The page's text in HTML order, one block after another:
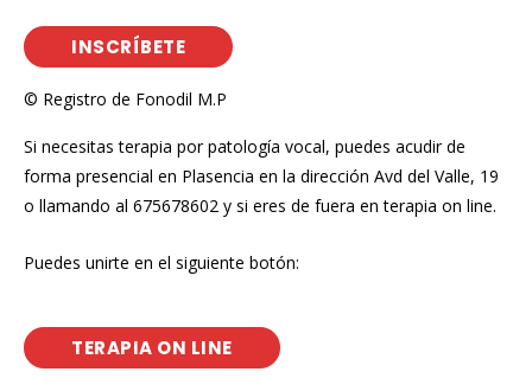
INSCRÍBETE
© Registro de Fonodil M.P
Si necesitas terapia por patología vocal, puedes acudir de
forma presencial en Plasencia en la dirección Avd del Valle, 19
o llamando al 675678602 y si eres de fuera en terapia on line.
Puedes unirte en el siguiente botón:
TERAPIA ON LINE